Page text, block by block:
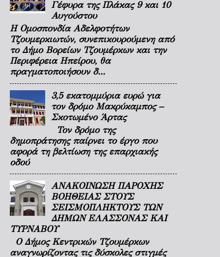
Γέφυρα της Πλάκας 9 και 10
Αυγούστου
Η Ομοσπονδία Αδελφοτήτων
Τζουμερκιωτών, συνεπικουρούμενη από
το Δήμο Βορείων Τζουμέρκων και την
Περιφέρεια Ηπείρου, θα
πραγματοποιήσουν δ...
3,5 εκατομμύρια ευρώ για
τον δρόμο Μακρύκαμπος –
Σκοτωμένο Άρτας
Τον δρόμο της
δημοπράτησης παίρνει το έργο που
αφορά τη βελτίωση της επαρχιακής
οδού
ΑΝΑΚΟΙΝΩΣΗ ΠΑΡΟΧΗΣ
ΒΟΗΘΕΙΑΣ ΣΤΟΥΣ
ΣΕΙΣΜΟΠΛΗΚΤΟΥΣ ΤΩΝ
ΔΗΜΩΝ ΕΛΑΣΣΟΝΑΣ ΚΑΙ
ΤΥΡΝΑΒΟΥ
Ο Δήμος Κεντρικών Τζουμέρκων
αναγνωρίζοντας τις δύσκολες στιγμές